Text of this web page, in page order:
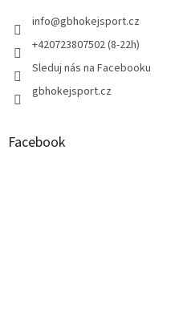
info@gbhokejsport.cz
+420723807502 (8-22h)
Sleduj nás na Facebooku
gbhokejsport.cz
Facebook